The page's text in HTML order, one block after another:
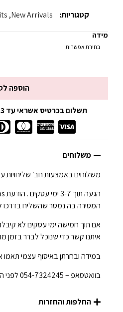
קטגוריות: New Arrivals
,
מידה
הוספה
תשלום בכרטיס אשראי עד 3 תשלומים ללא ריבית
משלוחים
משלוחים באמצעות חב׳ שליחויות
המסירה בה נמסר שהשליח
אם תוך חמישה ימי עסקים לא
איתנו קשר כדי שנוכל לברר בזמן
במידה ובחרתן באיסוף עצמי תאמו
בוואטסאפ – 054-7324245 לפני הגעתכן לחנות.
החלפות והחזרות